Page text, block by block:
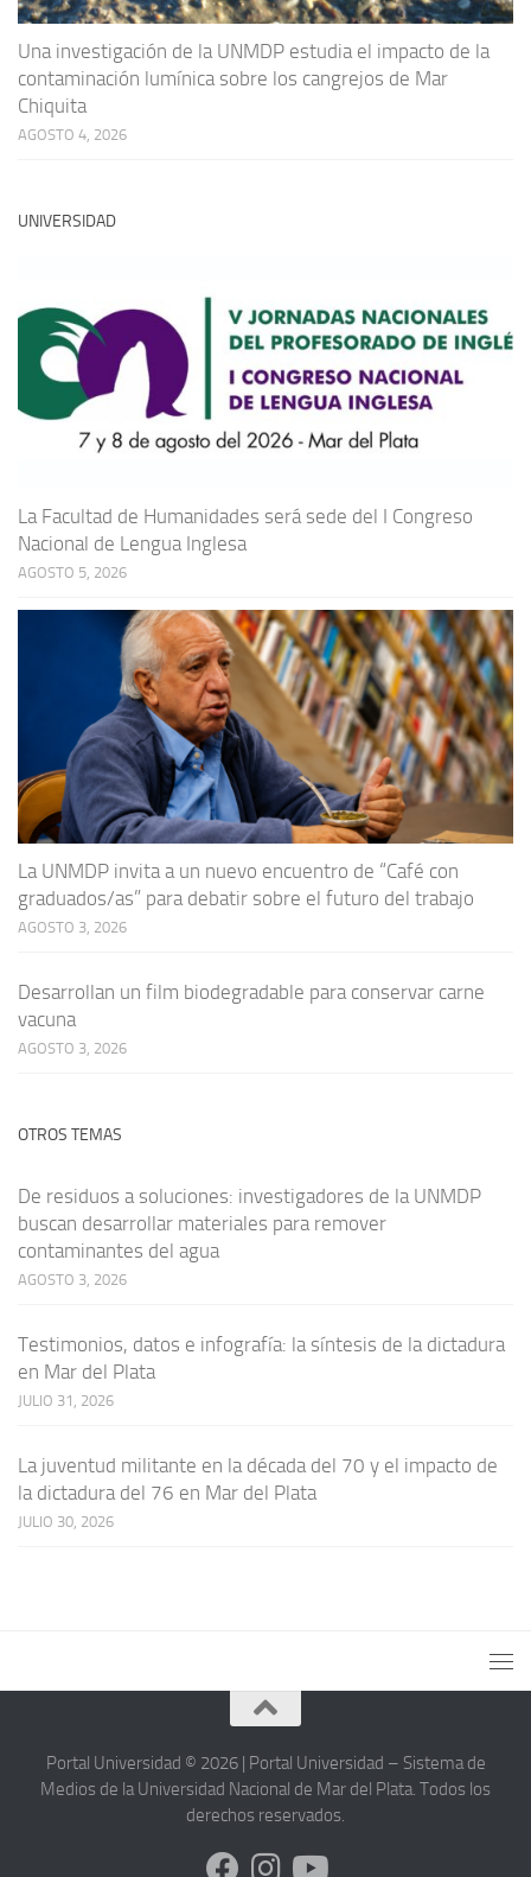
Una investigación de la UNMDP estudia el impacto de la
contaminación lumínica sobre los cangrejos de Mar
Chiquita
AGOSTO 4, 2026
UNIVERSIDAD
La Facultad de Humanidades será sede del I Congreso
Nacional de Lengua Inglesa
AGOSTO 5, 2026
La UNMDP invita a un nuevo encuentro de “Café con
graduados/as” para debatir sobre el futuro del trabajo
AGOSTO 3, 2026
Desarrollan un film biodegradable para conservar carne
vacuna
AGOSTO 3, 2026
OTROS TEMAS
De residuos a soluciones: investigadores de la UNMDP
buscan desarrollar materiales para remover
contaminantes del agua
AGOSTO 3, 2026
Testimonios, datos e infografía: la síntesis de la dictadura
en Mar del Plata
JULIO 31, 2026
La juventud militante en la década del 70 y el impacto de
la dictadura del 76 en Mar del Plata
JULIO 30, 2026
Portal Universidad © 2026 | Portal Universidad – Sistema de
Medios de la Universidad Nacional de Mar del Plata. Todos los
derechos reservados.